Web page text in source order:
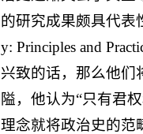
的研究成果颇具代表
y: Principles and
兴致的话，那么他们
隘，他认为“只有君
理念就将政治史的范